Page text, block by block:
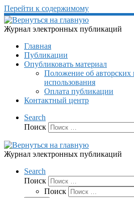
Перейти к содержимому
Журнал электронных публикаций
Главная
Публикации
Опубликовать материал
Положение об авторских
использования
Оплата публикации
Контактный центр
Search
Поиск
Журнал электронных публикаций
Search
Поиск
Поиск